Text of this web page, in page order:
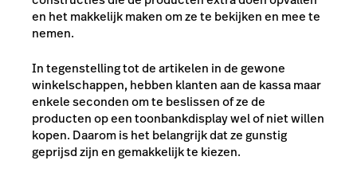
en het makkelijk maken om ze te bekijken en mee te
nemen.
In tegenstelling tot de artikelen in de gewone
winkelschappen, hebben klanten aan de kassa maar
enkele seconden om te beslissen of ze de
producten op een toonbankdisplay wel of niet willen
kopen. Daarom is het belangrijk dat ze gunstig
geprijsd zijn en gemakkelijk te kiezen.